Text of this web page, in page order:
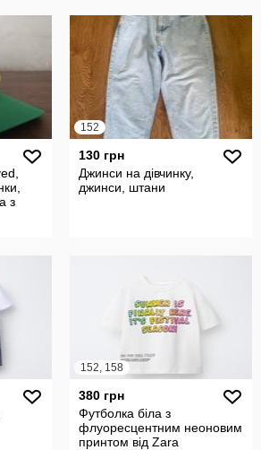
з
152
130 грн
Джинси на дівчинку,
джинси, штани
152, 158
380 грн
Футболка біла з
флуоресцентним неоновим
принтом від Zara